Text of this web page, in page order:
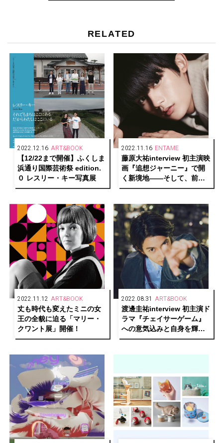
RELATED
2022.12.16 ART&BOOK
【12/22まで開催】ふくしま
浜通り国際芸術祭 edition.
０ レスリー・キー写真展
2022.11.16 ENTAME
藤原大祐interview 初主演映
画『追想ジャーニー』で開
く新境地――そして、前を
向き続けるエネルギーの源
2022.11.12 ART&BOOK
丈も時代も変えたミニの女
王の全貌に迫る「マリー・
クワント展」開催！
2022.08.31 ART&BOOK
渡邊圭祐interview 初主演ド
ラマ『チェイサーゲーム』
への意気込みと自身を輝か
せるために欠かせない地元